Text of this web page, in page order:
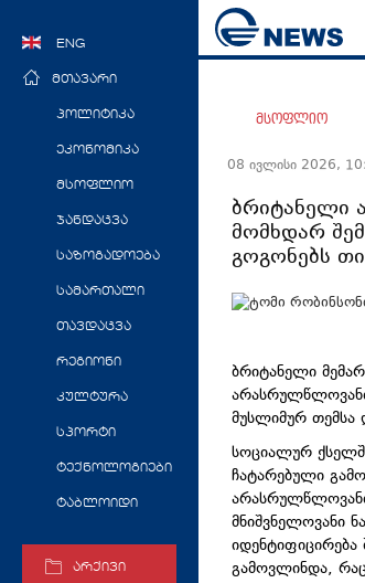
ENG
მთავარი
პოლიტიკა
ეკონომიკა
მსოფლიო
ჯანდაცვა
საზოგადოება
სამართალი
თავდაცვა
რეგიონი
კულტურა
სპორტი
ტექნოლოგიები
ტაბლოიდი
არქივი
მსოფლიო
08 ივლისი 2026,
ბრიტანელი
მომხდარ
გოგონებს
ბრიტანელი
მუსლიმურ თემსა
სოციალურ
ჩატარებული
მნიშვნელოვანი
გამოვლინდა,